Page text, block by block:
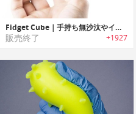
Fidget Cube｜手持ち無沙汰やイライラを解消するデスクトイ「フィジィットキューブ」
販売終了 +1927